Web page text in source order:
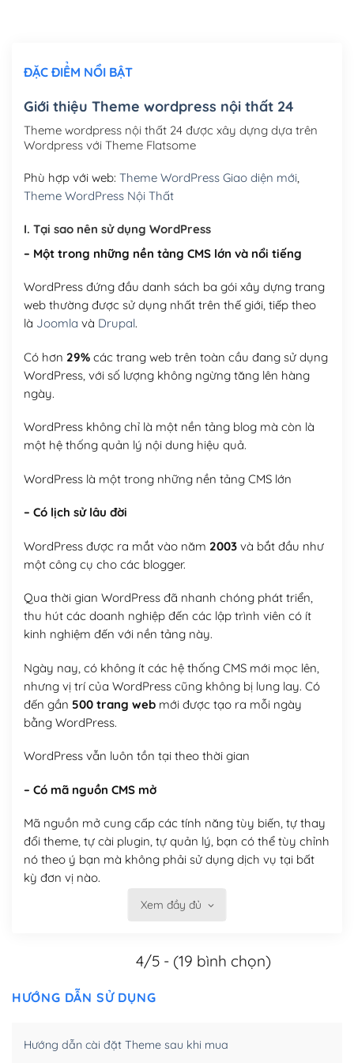
Mua thêm Host + Tên miền
(+300,000₫)
Tên miền Việt Nam .vn (1 năm) (+550,000₫)
Hosting 3GB SSD (1 năm)
Hosting 5GB SSD (1 năm)
Hosting 8GB SSD (1 năm) (+950,000₫)
ĐẶC ĐIỂM NỔI BẬT
Giới thiệu Theme wordpress nội thất 24
Theme wordpress nội thất 24 được xây dựng dựa trên
Wordpress với Theme Flatsome
Phù hợp với web: Theme WordPress Giao diện mới,
Theme WordPress Nội Thất
I. Tại sao nên sử dụng WordPress
– Một trong những nền tảng CMS lớn và nổi tiếng
WordPress đứng đầu danh sách ba gói xây dựng trang
web thường được sử dụng nhất trên thế giới, tiếp theo
là Joomla và Drupal.
Có hơn 29%các trang web trên toàn cầu đang sử dụng
WordPress, với số lượng không ngừng tăng lên hàng
ngày.
WordPress không chỉ là một nền tảng blog mà còn là
một hệ thống quản lý nội dung hiệu quả.
WordPress là một trong những nền tảng CMS lớn
– Có lịch sử lâu đời
WordPress được ra mắt vào năm 2003và bắt đầu như
một công cụ cho các blogger.
Qua thời gian WordPress đã nhanh chóng phát triển,
thu hút các doanh nghiệp đến các lập trình viên có ít
kinh nghiệm đến với nền tảng này.
Ngày nay, có không ít các hệ thống CMS mới mọc lên,
nhưng vị trí của WordPress cũng không bị lung lay. Có
đến gần 500 trang webmới được tạo ra mỗi ngày
bằng WordPress.
WordPress vẫn luôn tồn tại theo thời gian
– Có mã nguồn CMS mở
Mã nguồn mở cung cấp các tính năng tùy biến, tự thay
đổi theme, tự cài plugin, tự quản lý, bạn có thể tùy chỉnh
nó theo ý bạn mà không phải sử dụng dịch vụ tại bất
kỳ đơn vị nào.
Việc của bạn là đăng ký một tên miền và hosting để
Có thể tùy biến trên website WordPress
– Thân thiện với công cụ tìm kiếm
WordPress bao gồm nhiều công cụ và plugin để tối ưu
Xem đầy đủ
4/5 - (19 bình chọn)
HƯỚNG DẪN SỬ DỤNG
Hướng dẫn cài đặt Theme sau khi mua